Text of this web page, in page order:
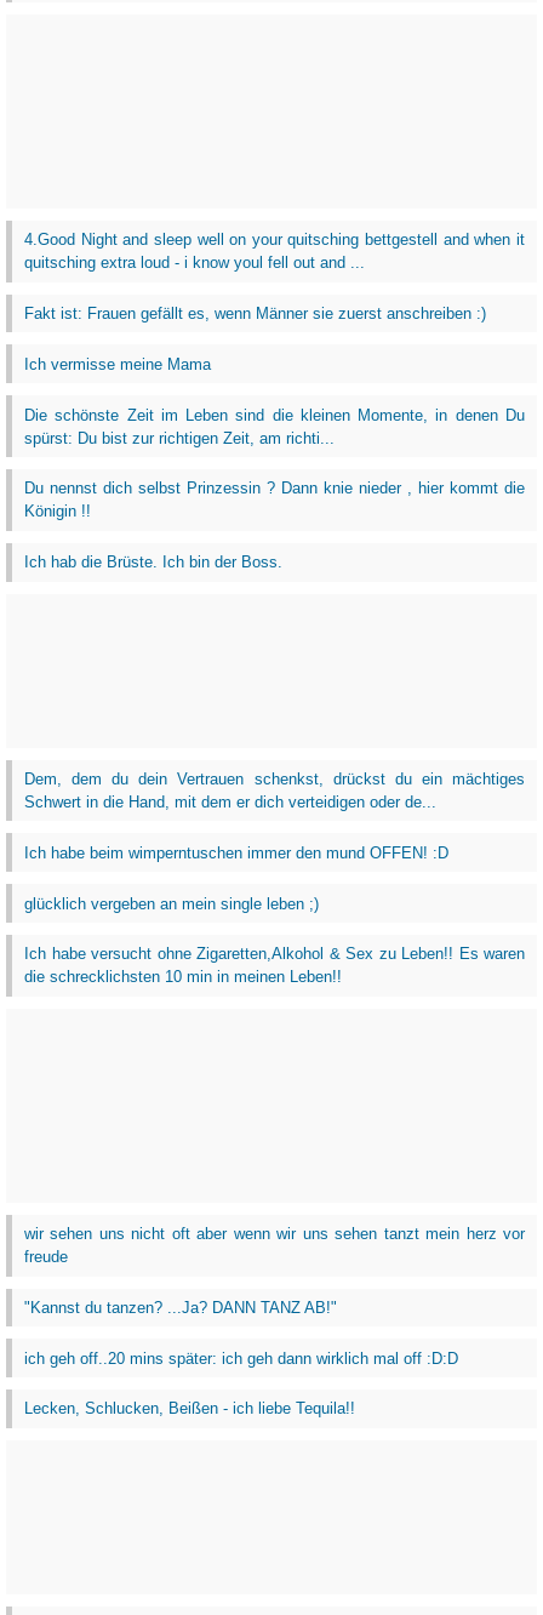
4.Good Night and sleep well on your quitsching bettgestell and when it
quitsching extra loud - i know youl fell out and ...
Fakt ist: Frauen gefällt es, wenn Männer sie zuerst anschreiben :)
Ich vermisse meine Mama
Die schönste Zeit im Leben sind die kleinen Momente, in denen Du
spürst: Du bist zur richtigen Zeit, am richti...
Du nennst dich selbst Prinzessin ? Dann knie nieder , hier kommt die
Königin !!
Ich hab die Brüste. Ich bin der Boss.
Dem, dem du dein Vertrauen schenkst, drückst du ein mächtiges
Schwert in die Hand, mit dem er dich verteidigen oder de...
Ich habe beim wimperntuschen immer den mund OFFEN! :D
glücklich vergeben an mein single leben ;)
Ich habe versucht ohne Zigaretten,Alkohol & Sex zu Leben!! Es waren
die schrecklichsten 10 min in meinen Leben!!
wir sehen uns nicht oft aber wenn wir uns sehen tanzt mein herz vor
freude
"Kannst du tanzen? ...Ja? DANN TANZ AB!"
ich geh off..20 mins später: ich geh dann wirklich mal off :D:D
Lecken, Schlucken, Beißen - ich liebe Tequila!!